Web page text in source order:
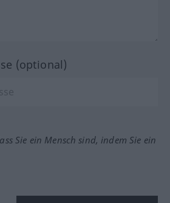
(optional)
Sie ein Mensch sind, indem Sie ein